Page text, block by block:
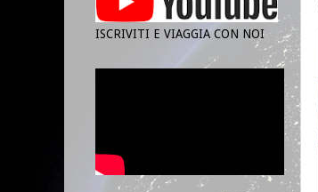
ISCRIVITI E VIAGGIA CON NOI